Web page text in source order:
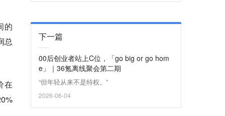
的
总
在
下一篇
00后创业者站上C位，「go big or go hom
e」｜36氪离线聚会第二期
“但年轻从来不是特权。”
2026-06-04